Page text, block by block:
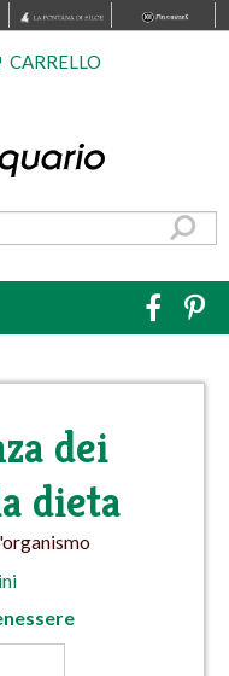
CARRELLO
dei
dieta